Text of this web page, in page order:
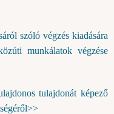
szóló végzés kiadására
munkálatok végzése
tulajdonát képező